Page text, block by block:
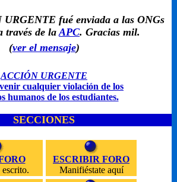
URGENTE fué enviada a las ONGs
través de la APC. Gracias mil.
(ver el mensaje)
ACCIÓN URGENTE
cualquier violación de los
humanos de los estudiantes.
SECCIONES
ESCRIBIR FORO
Manifiéstate aquí